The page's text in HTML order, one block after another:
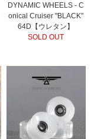
DYNAMIC WHEELS - C
onical Cruiser "BLACK"
64D【ウレタン】
SOLD OUT